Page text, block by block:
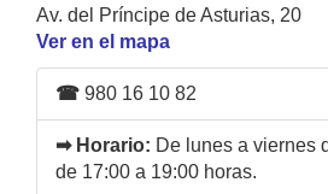
Av. del Príncipe de Asturias, 20
Ver en el mapa
☎ 980 16 10 82
➡ Horario: De lunes a viernes
de 17:00 a 19:00 horas.